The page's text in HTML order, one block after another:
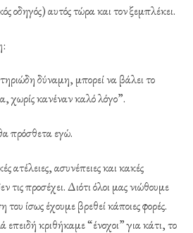
οδηγός) αυτός τώρα και τον ξεμπλέκει.
δύναμη, μπορεί να βάλει το
χωρίς κανέναν καλό λόγο”.
πρόσθετα εγώ.
ατέλειες, ασυνέπειες και κακές
τις προσέχει. Διότι όλοι μας νιώθουμε
ίσως έχουμε βρεθεί κάποιες φορές.
κριθήκαμε “ένοχοι” για κάτι, το